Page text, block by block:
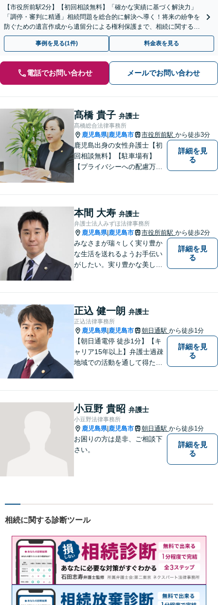
【市役所前駅2分】【初回相談無料】「確かな実績に基づく解決力」
「調停・審判に精通」相続問題を総合的に解決へ導く！将来の紛争を
防ぐための遺言作成から遺留分による権利保護まで、相続に関するあ
らゆる場面でサポート「安心の料金体系と丁寧な説明」
事例を見る(1件) 料金表を見る
電話でお問い合わせ メールでお問い合わせ
髙橋 貴子 弁護士
髙橋総合法律事務所
鹿児島県| 鹿児島市 市役所前駅 から徒歩3分
鹿児島出身の女性弁護士【初
回相談無料】【駐車場有】
【プライバシーへの配慮万
詳細を見
る
本間 大寿 弁護士
弁護士法人みずほ法律事務所
鹿児島県| 鹿児島市 市役所前駅 から徒歩2分
みなさまが瑞々しく実り豊か
な生活を送れるようお手伝い
がしたい。実り豊かな美しい
なさまと一緒に成長させてい
ただきたい。それが私たち，
みずほ法律事務所の思いで
す。
詳細を見
る
正込 健一朗 弁護士
正込法律事務所
鹿児島県| 鹿児島市 朝日通駅 から徒歩1分
【朝日通電停 徒歩1分】【キ
ャリア15年以上】弁護士過疎
地域での活動を通して得た経
適な解決策をご提案します
詳細を見
る
小豆野 貴昭 弁護士
小豆野法律事務所
鹿児島県| 鹿児島市 朝日通駅 から徒歩1分
お困りの方は是非、ご相談下
さい。
詳細を見
る
相続に関する診断ツール